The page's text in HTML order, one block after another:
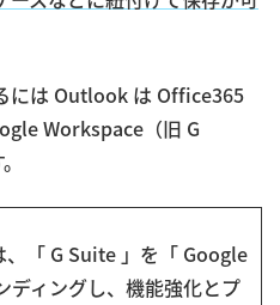
には Outlook は Office365
Workspace（旧 G
「 G Suite 」を「 Google
ィングし、機能強化とプ